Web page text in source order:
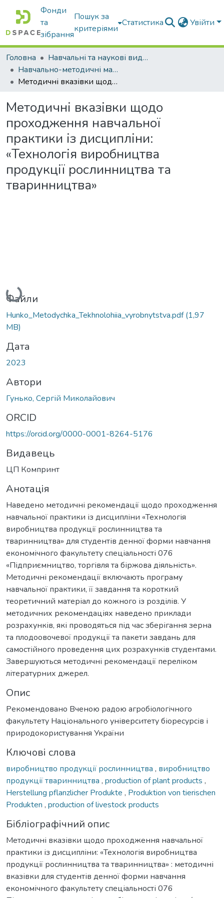
Фонди
та
зібрання
Пошук за
критеріями
Статистика Увійти
Головна
Навчальні та наукові видання
Навчально-методичні матеріали
Методичні вказівки щодо проходження навчальної практики із дисципліни: «Технологія виробництва продукції рослинництва та тваринництва»
Методичні вказівки щодо
проходження навчальної
практики із дисципліни:
«Технологія виробництва
продукції рослинництва та
тваринництва»
Вантажиться...
Файли
Hunko_Metodychka_Tekhnolohiia_vyrobnytstva.pdf(1,97
MB)
Дата
2023
Автори
Гунько, Сергій Миколайович
ORCID
https://orcid.org/0000-0001-8264-5176
Видавець
ЦП Компринт
Анотація
Наведено методичні рекомендації щодо проходження
навчальної практики із дисципліни «Технологія
виробництва продукції рослинництва та
тваринництва» для студентів денної форми навчання
економічного факультету спеціальності 076
«Підприємництво, торгівля та біржова діяльність».
Методичні рекомендації включають програму
навчальної практики, її завдання та короткий
теоретичний матеріал до кожного із розділів. У
методичних рекомендаціях наведено приклади
розрахунків, які проводяться під час зберігання зерна
та плодоовочевої продукції та пакети завдань для
самостійного проведення цих розрахунків студентами.
Завершуються методичні рекомендації переліком
літературних джерел.
Опис
Рекомендовано Вченою радою агробіологічного
факультету Національного університету біоресурсів і
природокористування України
Ключові слова
виробництво продукції рослинництва , виробництво
продукції тваринництва , production of plant products ,
Herstellung pflanzlicher Produkte , Produktion von tierischen
Produkten , production of livestock products
Бібліографічний опис
Методичні вказівки щодо проходження навчальної
практики із дисципліни: «Технологія виробництва
продукції рослинництва та тваринництва» : методичні
вказівки для студентів денної форми навчання
економічного факультету спеціальності 076